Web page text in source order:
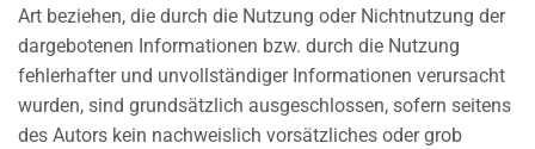
Art beziehen, die durch die Nutzung oder Nichtnutzung der
dargebotenen Informationen bzw. durch die Nutzung
fehlerhafter und unvollständiger Informationen verursacht
wurden, sind grundsätzlich ausgeschlossen, sofern seitens
des Autors kein nachweislich vorsätzliches oder grob